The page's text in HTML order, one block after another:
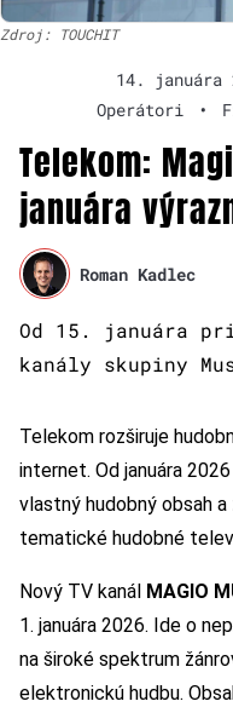
Zdroj: TOUCHIT
14. januára
Operátori
•
Telekom:
januára
Roman Kadlec
Od 15. januára
kanály skupiny
Telekom rozširuje
internet. Od januára
vlastný hudobný obsah
tematické hudobné
Nový TV kanál MAGIO
1. januára 2026. Ide o
na široké spektrum
elektronickú hudbu.